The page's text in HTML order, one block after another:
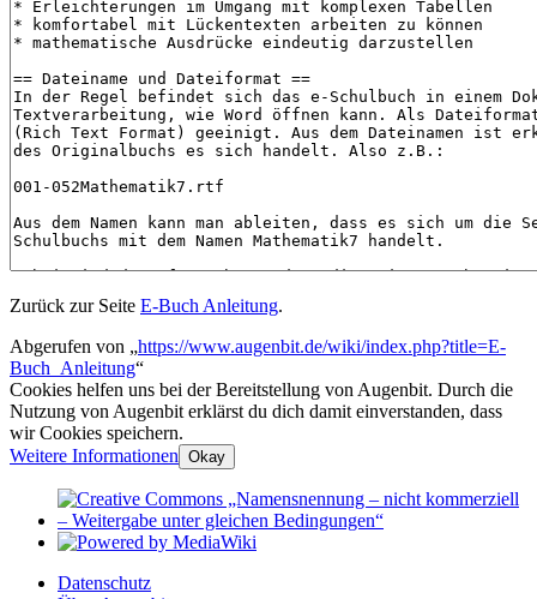
Zurück zur Seite E-Buch Anleitung.
Abgerufen von „https://www.augenbit.de/wiki/index.php?title=E-
Buch_Anleitung“
Cookies helfen uns bei der Bereitstellung von Augenbit. Durch die
Nutzung von Augenbit erklärst du dich damit einverstanden, dass
wir Cookies speichern.
Weitere Informationen Okay
Datenschutz